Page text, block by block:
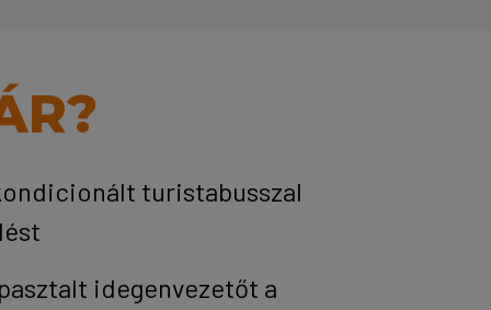
turistabusszal
idegenvezetőt a